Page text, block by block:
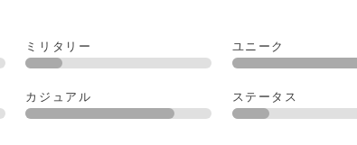
ミリタリー ユニーク
カジュアル ステータス